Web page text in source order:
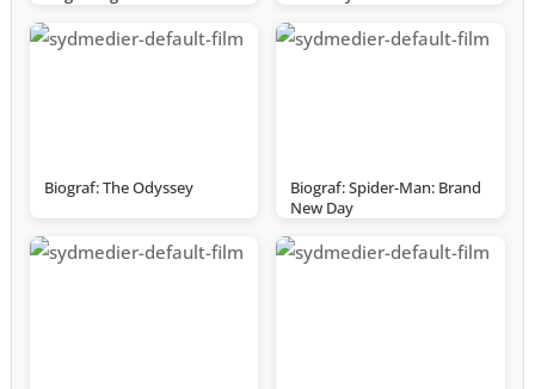
Biograf: The Odyssey
Biograf: Spider-Man: Brand
New Day